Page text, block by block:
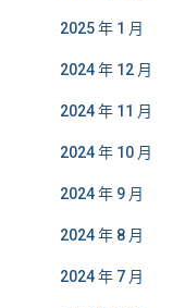
2025 年 1 月
2024 年 12 月
2024 年 11 月
2024 年 10 月
2024 年 9 月
2024 年 8 月
2024 年 7 月